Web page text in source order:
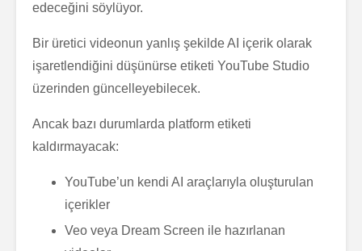
edeceğini söylüyor.
Bir üretici videonun yanlış şekilde AI içerik olarak
işaretlendiğini düşünürse etiketi YouTube Studio
üzerinden güncelleyebilecek.
Ancak bazı durumlarda platform etiketi
kaldırmayacak:
YouTube’un kendi AI araçlarıyla oluşturulan
içerikler
Veo veya Dream Screen ile hazırlanan